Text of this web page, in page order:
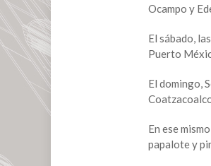
Ocampo y
El sábado,
Puerto
El domingo,
En ese
papalote y